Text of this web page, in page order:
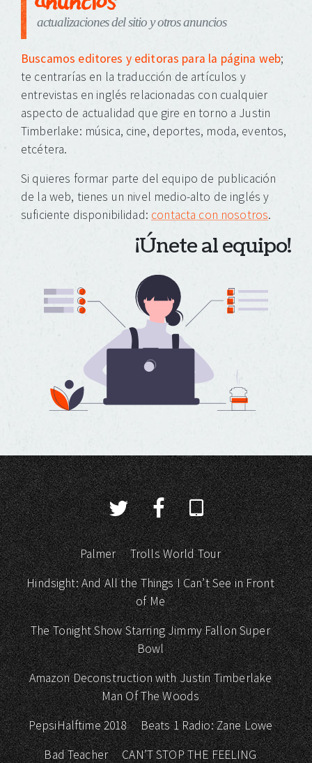
actualizaciones del sitio y otros anuncios
Buscamos editores y editoras para la página web;
te centrarías en la traducción de artículos y
entrevistas en inglés relacionadas con cualquier
aspecto de actualidad que gire en torno a Justin
Timberlake: música, cine, deportes, moda, eventos,
etcétera.
Si quieres formar parte del equipo de publicación
de la web, tienes un nivel medio-alto de inglés y
suficiente disponibilidad: contacta con nosotros.
¡Únete al equipo!
Palmer
Trolls World Tour
Hindsight: And All the Things I Can’t See in Front
of Me
The Tonight Show Starring Jimmy Fallon Super
Bowl
Amazon Deconstruction with Justin Timberlake
Man Of The Woods
PepsiHalftime 2018
Beats 1 Radio: Zane Lowe
Bad Teacher
CAN’T STOP THE FEELING